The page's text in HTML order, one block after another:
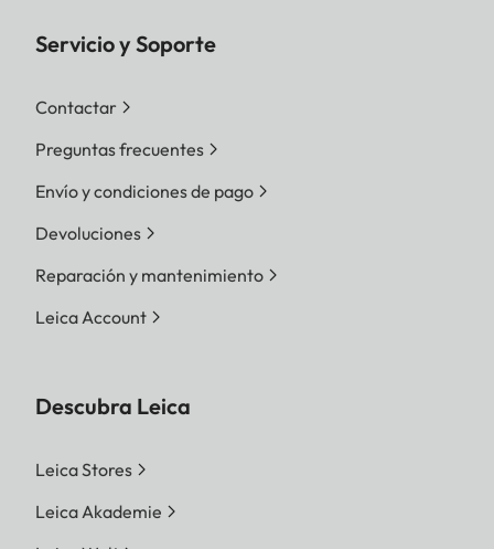
Servicio y Soporte
Contactar
Preguntas frecuentes
Envío y condiciones de pago
Devoluciones
Reparación y mantenimiento
Leica Account
Descubra Leica
Leica Stores
Leica Akademie